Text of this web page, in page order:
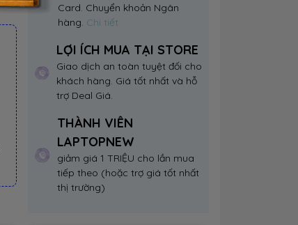
Card. Chuyển khoản Ngân
hàng. Chi tiết
LỢI ÍCH MUA TẠI STORE
Giao dịch an toàn tuyệt đối cho
khách hàng. Giá tốt nhất và hỗ
trợ Deal Giá.
THÀNH VIÊN
LAPTOPNEW
giảm giá 1 TRIỆU cho lần mua
tiếp theo (hoặc trợ giá tốt nhất
thị trường)